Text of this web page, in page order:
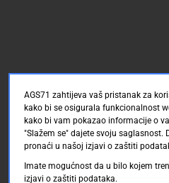
AGS71 zahtijeva vaš pristanak za
kako bi se osigurala funkcionalnost
kako bi vam pokazao informacije o
"Slažem se" dajete svoju saglasnost.
pronaći u našoj izjavi o zaštiti
Imate mogućnost da u bilo kojem
izjavi o zaštiti podataka.